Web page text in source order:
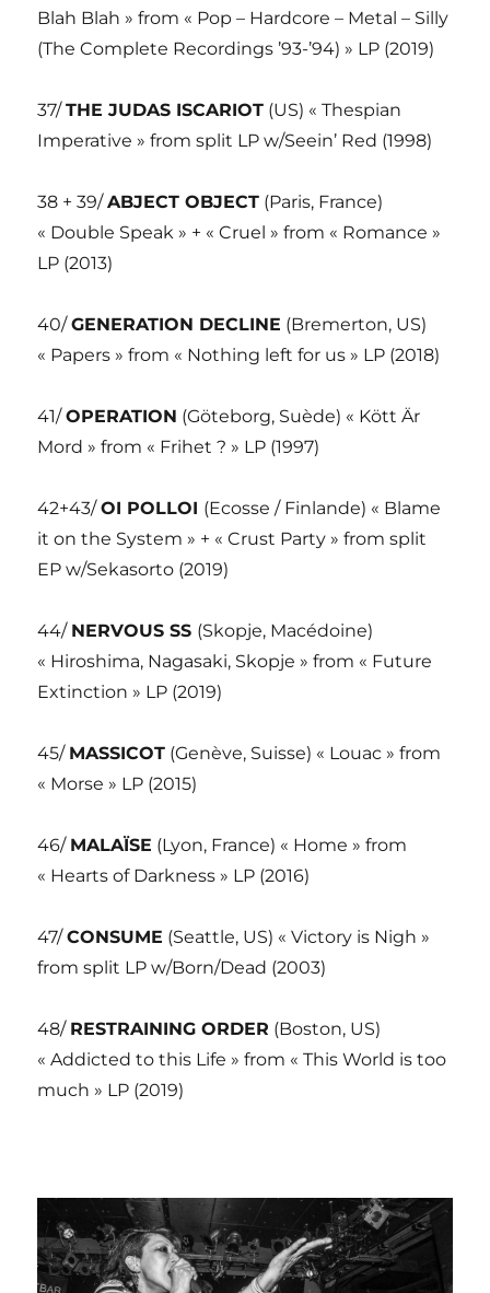
Blah Blah » from « Pop – Hardcore – Metal – Silly
(The Complete Recordings ’93-’94) » LP (2019)
37/THE JUDAS ISCARIOT (US) « Thespian
Imperative » from split LP w/Seein’ Red (1998)
38 + 39/ABJECT OBJECT (Paris, France)
« Double Speak » + « Cruel » from « Romance »
LP (2013)
40/GENERATION DECLINE (Bremerton, US)
« Papers » from « Nothing left for us » LP (2018)
41/OPERATION (Göteborg, Suède) « Kött Är
Mord » from « Frihet ? » LP (1997)
42+43/OI POLLOI (Ecosse / Finlande) « Blame
it on the System » + « Crust Party » from split
EP w/Sekasorto (2019)
44/ NERVOUS SS (Skopje, Macédoine)
« Hiroshima, Nagasaki, Skopje » from « Future
Extinction » LP (2019)
45/ MASSICOT (Genève, Suisse) « Louac » from
« Morse » LP (2015)
46/ MALAÏSE (Lyon, France) « Home » from
« Hearts of Darkness » LP (2016)
47/CONSUME (Seattle, US) « Victory is Nigh »
from split LP w/Born/Dead (2003)
48/ RESTRAINING ORDER (Boston, US)
« Addicted to this Life » from « This World is too
much » LP (2019)